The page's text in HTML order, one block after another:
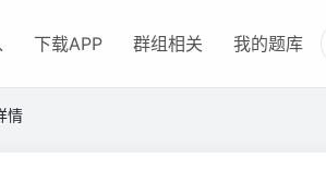
下载APP 群组相关 我的题库
情